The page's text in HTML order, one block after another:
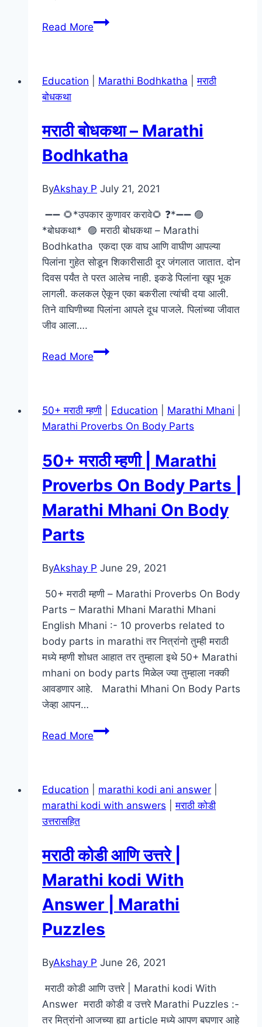
Read Moreआर्यभट
–
Information
Marathi
Education Marathi Bodhkatha |मराठी
बोधकथा
मराठी बोधकथा – Marathi
Bodhkatha
ByAkshay P July 21, 2021
➖➖ 🌻*उपकार कुणावर करावे🌻 ❓*➖➖ 🟣
*बोधकथा* 🟣 मराठी बोधकथा – Marathi
Bodhkatha एकदा एक वाघ आणि वाघीण आपल्या
पिलांना गुहेत सोडून शिकारीसाठी दूर जंगलात जातात. दोन
दिवस पर्यंत ते परत आलेच नाही. इकडे पिलांना खूप भूक
लागली. कलकल ऐकून एका बकरीला त्यांची दया आली.
तिने वाघिणीच्या पिलांना आपले दूध पाजले. पिलांच्या जीवात
जीव आला….
Read Moreमराठी
Bodhkatha
50+ मराठी म्हणी Education Marathi Mhani
Marathi Proverbs On Body Parts
50+ मराठी म्हणी | Marathi
Proverbs On Body Parts |
Marathi Mhani On Body
Parts
ByAkshay P June 29, 2021
50+ मराठी म्हणी – Marathi Proverbs On Body
Parts – Marathi Mhani Marathi Mhani
English Mhani :- 10 proverbs related to
body parts in marathi तर नित्रांनो तुम्ही मराठी
मध्ये म्हणी शोधत आहात तर तुम्हाला इथे 50+ Marathi
mhani on body parts मिळेल ज्या तुम्हाला नक्की
आवडणार आहे. Marathi Mhani On Body Parts
जेव्हा आपन…
Read More50+
Marathi
Proverbs
Parts
Marathi
Mhani
Body
Education marathi kodi ani answer
marathi kodi with answers |मराठी कोडी
उत्तरासहित
मराठी कोडी आणि उत्तरे |
Marathi kodi With
Answer | Marathi
Puzzles
ByAkshay P June 26, 2021
मराठी कोडी आणि उत्तरे | Marathi kodi With
Answer मराठी कोडी व उत्तरे Marathi Puzzles :-
तर मित्रांनो आजच्या ह्या article मध्ये आपण बघणार आहे